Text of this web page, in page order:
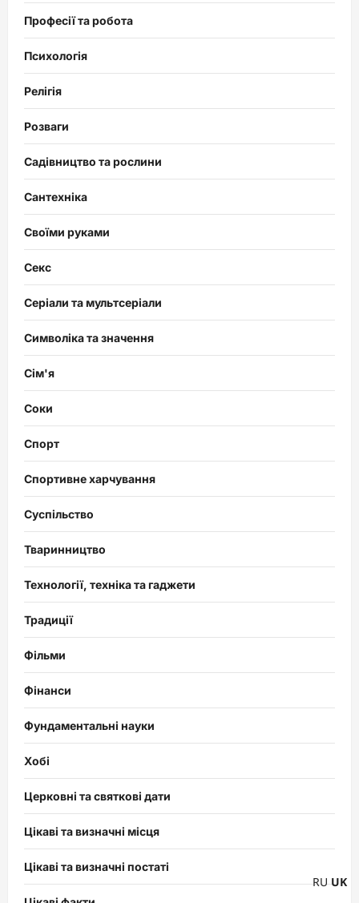
Професії та робота
Психологія
Релігія
Розваги
Садівництво та рослини
Сантехніка
Своїми руками
Секс
Серіали та мультсеріали
Символіка та значення
Сім'я
Соки
Спорт
Спортивне харчування
Суспільство
Тваринництво
Технології, техніка та гаджети
Традиції
Фільми
Фінанси
Фундаментальні науки
Хобі
Церковні та святкові дати
Цікаві та визначні місця
Цікаві та визначні постаті
RU UK